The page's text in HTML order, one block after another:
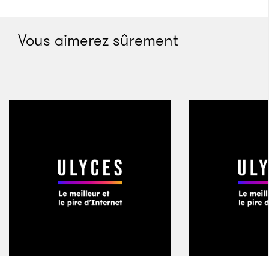
Mais de là à les pendre ? Et à forcer leurs amis et
Son règne est fondé sur la peur, mais la peur ne suffit
pas pour arrêter tout le monde. Certains hommes et
certaines femmes font preuve de beaucoup de
courage. Ils sont prêts à braver la mort pour le
Vous aimerez sûrement